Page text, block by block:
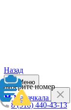
Назад
Выберите номер
8 (918) 440-43-13
Меню
Махачкала